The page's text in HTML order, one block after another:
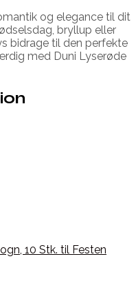
og elegance til dit
bryllup eller
bidrage til den perfekte
med Duni Lyserøde